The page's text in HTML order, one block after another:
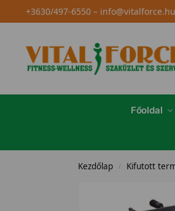
+3630/497-6550– info@vitalforce.hu
Főoldal
Kezdőlap / Kifutott